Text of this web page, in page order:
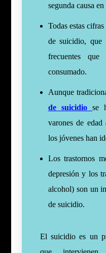
segunda causa
Todas estas
de suicidio, que
frecuentes
consumado.
Aunque
de suicidio se
varones de edad
los jóvenes han
Los trastornos
depresión y los
alcohol) son un
de suicidio.
El suicidio es un